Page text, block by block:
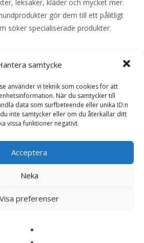
samtycke
använder vi teknik som cookies för att
När du samtycker till
data som surfbeteende eller unika ID:n
inte samtycker eller om du återkallar ditt
vissa funktioner negativt.
Acceptera
Neka
Visa preferenser
leksaker, kläder och mycket mer.
gör dem till ett pålitligt
söker specialiserade produkter.
av husdjursbutiker med en stark
foder, leksaker,
Grizzly Zoo är kända för sina
och regelbundna kampanjer,
bland prismedvetna konsumenter.
hundar. De har ett brett sortiment
foderalternativ, samt
och tillbehör. Petster är kända för